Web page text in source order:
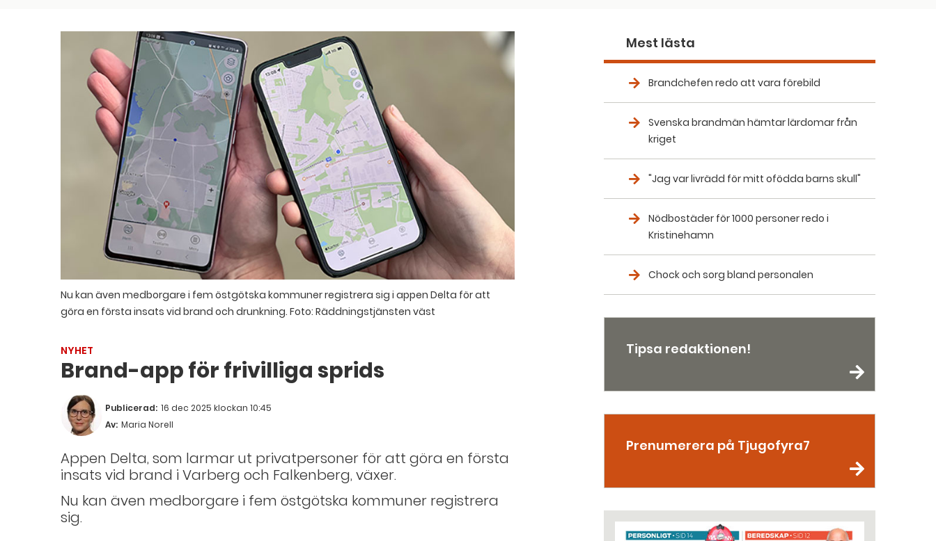
Nu kan även medborgare i fem östgötska kommuner registrera sig i appen Delta för att
göra en första insats vid brand och drunkning. Foto: Räddningstjänsten väst
NYHET
Brand-app för frivilliga sprids
Publicerad: 16 dec 2025 klockan 10:45
Av: Maria Norell
Appen Delta, som larmar ut privatpersoner för att göra en första
insats vid brand i Varberg och Falkenberg, växer.
Nu kan även medborgare i fem östgötska kommuner registrera
sig.
Mest lästa
Brandchefen redo att vara förebild
Svenska brandmän hämtar lärdomar från
kriget
"Jag var livrädd för mitt ofödda barns skull"
Nödbostäder för 1000 personer redo i
Kristinehamn
Chock och sorg bland personalen
Tipsa redaktionen!
Prenumerera på Tjugofyra7